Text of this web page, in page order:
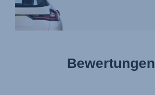
Bewertungen